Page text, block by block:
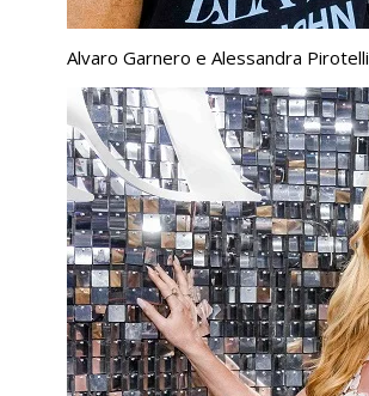
Alvaro Garnero e Alessandra Pirotelli